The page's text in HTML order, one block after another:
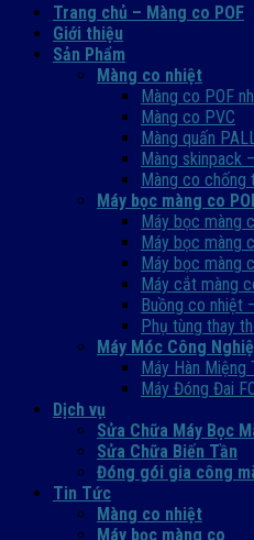
Trang chủ – Màng co POF
Giới thiệu
Sản Phẩm
Màng co nhiệt
Màng co POF
Màng co PVC
Màng quấn
Màng skinpack
Màng co
Máy bọc màng co
Máy bọc màng
Máy bọc màng
Máy bọc màng
Máy cắt màng
Buồng co nhiệt
Phụ tùng thay
Máy Móc Công
Máy Hàn Miệng
Máy Đóng Đai
Dịch vụ
Sửa Chữa Máy Bọc
Sửa Chữa Biến Tần
Đóng gói gia công
Tin Tức
Màng co nhiệt
Máy bọc màng co